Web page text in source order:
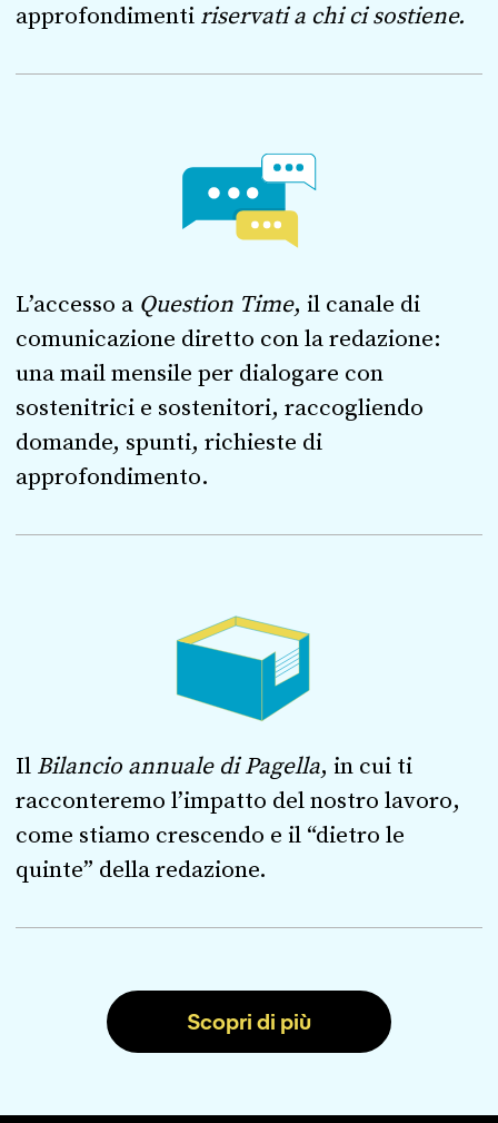
approfondimenti riservati a chi ci sostiene.
L’accesso a Question Time, il canale di
comunicazione diretto con la redazione:
una mail mensile per dialogare con
sostenitrici e sostenitori, raccogliendo
domande, spunti, richieste di
approfondimento.
Il Bilancio annuale di Pagella, in cui ti
racconteremo l’impatto del nostro lavoro,
come stiamo crescendo e il “dietro le
quinte” della redazione.
Scopri di più